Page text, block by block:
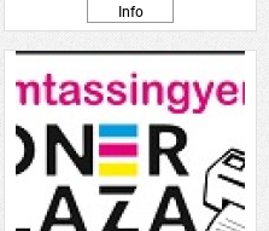
Info